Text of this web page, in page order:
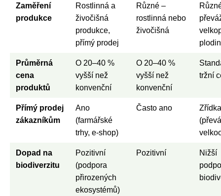
Zaměření
produkce
Rostlinná a
živočišná
produkce,
přímý prodej
Různé –
rostlinná nebo
živočišná
Průměrná
cena
produktů
O 20–40 %
vyšší než
konvenční
O 20–40 %
vyšší než
konvenční
tržní
Přímý prodej
zákazníkům
Ano
(farmářské
trhy, e-shop)
Často ano
Zřídka
Dopad na
biodiverzitu
Pozitivní
(podpora
přirozených
ekosystémů)
Pozitivní
Nižší